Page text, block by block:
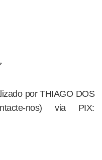
por THIAGO DOS
nos) via PIX: